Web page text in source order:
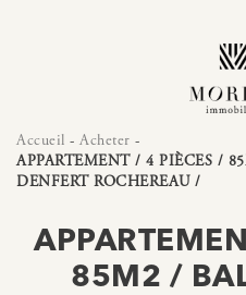
Accueil - Acheter -
APPARTEMENT / 4 PIÈCES /
DENFERT ROCHEREAU /
85M2 /